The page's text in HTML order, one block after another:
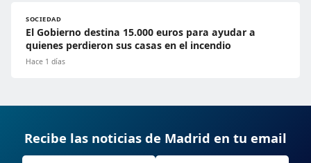
SOCIEDAD
El Gobierno destina 15.000 euros para ayudar a
quienes perdieron sus casas en el incendio
Hace 1 días
Recibe las noticias de Madrid en tu email